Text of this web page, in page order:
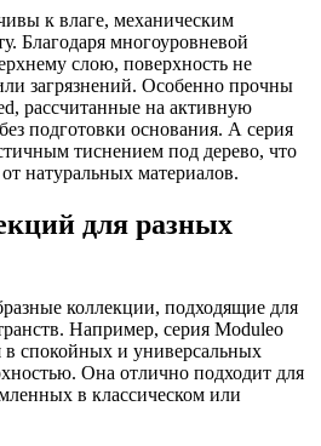
к влаге, механическим
Благодаря многоуровневой
слою, поверхность не
загрязнений. Особенно прочны
рассчитанные на активную
подготовки основания. А серия
тиснением под дерево, что
натуральных материалов.
для разных
коллекции, подходящие для
Например, серия Moduleo
в спокойных и универсальных
Она отлично подходит для
в классическом или